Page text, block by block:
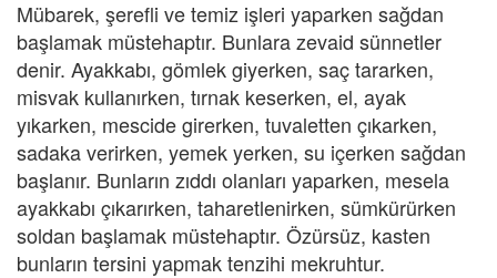
Mübarek, şerefli ve temiz işleri yaparken sağdan
başlamak müstehaptır. Bunlara zevaid sünnetler
denir. Ayakkabı, gömlek giyerken, saç tararken,
misvak kullanırken, tırnak keserken, el, ayak
yıkarken, mescide girerken, tuvaletten çıkarken,
sadaka verirken, yemek yerken, su içerken sağdan
başlanır. Bunların zıddı olanları yaparken, mesela
ayakkabı çıkarırken, taharetlenirken, sümkürürken
soldan başlamak müstehaptır. Özürsüz, kasten
bunların tersini yapmak tenzihi mekruhtur.